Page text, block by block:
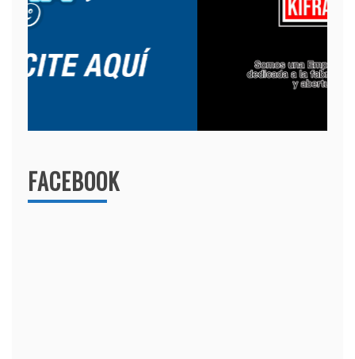
FACEBOOK